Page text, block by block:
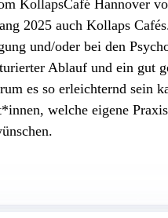
KollapsCafé Hannover
2025 auch Kollaps
und/oder bei den
Ablauf und ein gut
es so erleichternd sein
welche eigene